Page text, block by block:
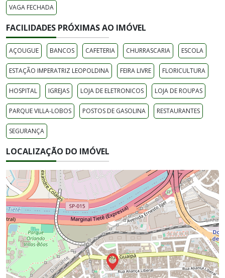
VAGA FECHADA
FACILIDADES PRÓXIMAS AO IMÓVEL
AÇOUGUE BANCOS CAFETERIA CHURRASCARIA ESCOLA
ESTAÇÃO IMPERATRIZ LEOPOLDINA FEIRA LIVRE FLORICULTURA
HOSPITAL IGREJAS LOJA DE ELETRONICOS LOJA DE ROUPAS
PARQUE VILLA-LOBOS POSTOS DE GASOLINA RESTAURANTES
SEGURANÇA
LOCALIZAÇÃO DO IMÓVEL